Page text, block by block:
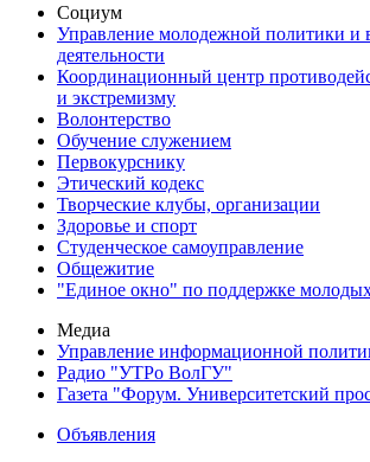
Социум
Управление молодежной политики и
деятельности
Координационный центр
и экстремизму
Волонтерство
Обучение служением
Первокурснику
Этический кодекс
Творческие клубы, организации
Здоровье и спорт
Студенческое самоуправление
Общежитие
"Единое окно" по поддержке
Медиа
Управление информационной
Радио "УТРо ВолГУ"
Газета "Форум. Университетский
Объявления